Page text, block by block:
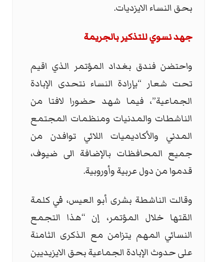
بحق النساء الايزديات.
جهد نسوي للتذكير بالجريمة
واحتضن فندق بغداد المؤتمر الذي اقيم
تحت شعار “بإرادة النساء نتحدى الإبادة
الجماعية”، فيما شهد حضورا لافتا من
الناشطات والمدنيات ومنظمات المجتمع
المدني والأكاديميات اللائي توافدن من
جميع المحافظات بالإضافة الى ضيوف،
قدموا من دول عربية وأوروبية.
وقالت الناشطة بشرى أبو العيس، في كلمة
القتها خلال المؤتمر، إن “هذا التجمع
النسائي المهم يتزامن مع الذكرى الثامنة
على حدوث الإبادة الجماعية بحق الايزيديين